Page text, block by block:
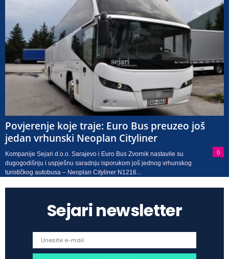
Povjerenje koje traje: Euro Bus preuzeo još
jedan vrhunski Neoplan Cityliner
0
Kompanije Sejari d.o.o. Sarajevo i Euro Bus Zvornik nastavile su
dugogodišnju i uspješnu saradnju isporukom još jednog vrhunskog
turističkog autobusa – Neoplan Cityliner N1216...
Sejari newsletter